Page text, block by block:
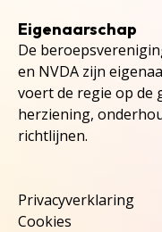
Eigenaarschap
De
en NVDA zijn
voert de regie op de
herziening,
richtlijnen.
Privacyverklaring
Cookies